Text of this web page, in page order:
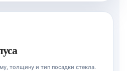
толщину и тип посадки стекла.